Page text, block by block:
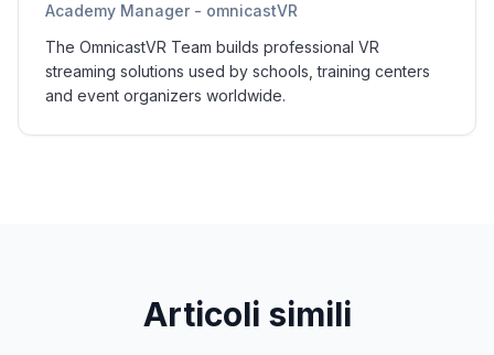
Academy Manager - omnicastVR
The OmnicastVR Team builds professional VR
streaming solutions used by schools, training centers
and event organizers worldwide.
Articoli simili